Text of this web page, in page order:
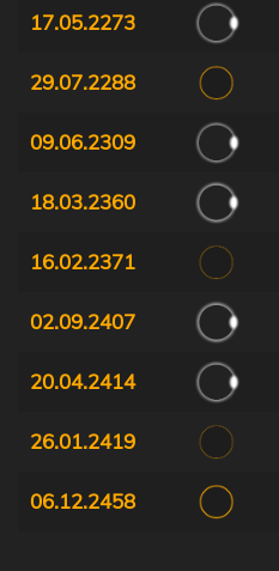
17.05.2273
29.07.2288
09.06.2309
18.03.2360
16.02.2371
02.09.2407
20.04.2414
26.01.2419
06.12.2458